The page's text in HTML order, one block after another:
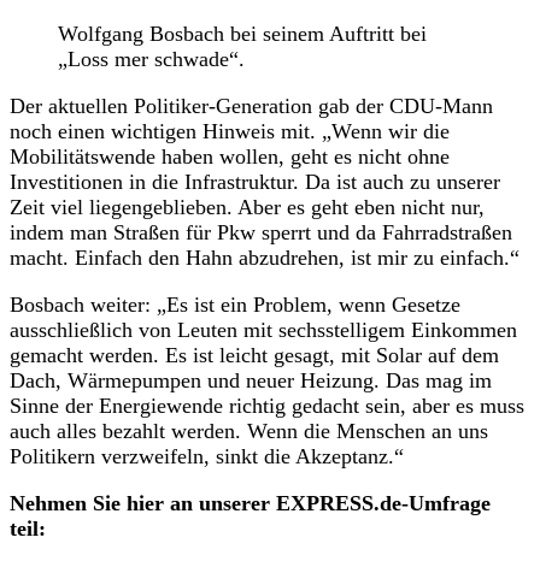
Wolfgang Bosbach bei seinem Auftritt bei
„Loss mer schwade“.
Der aktuellen Politiker-Generation gab der CDU-Mann
noch einen wichtigen Hinweis mit. „Wenn wir die
Mobilitätswende haben wollen, geht es nicht ohne
Investitionen in die Infrastruktur. Da ist auch zu unserer
Zeit viel liegengeblieben. Aber es geht eben nicht nur,
indem man Straßen für Pkw sperrt und da Fahrradstraßen
macht. Einfach den Hahn abzudrehen, ist mir zu einfach.“
Bosbach weiter: „Es ist ein Problem, wenn Gesetze
ausschließlich von Leuten mit sechsstelligem Einkommen
gemacht werden. Es ist leicht gesagt, mit Solar auf dem
Dach, Wärmepumpen und neuer Heizung. Das mag im
Sinne der Energiewende richtig gedacht sein, aber es muss
auch alles bezahlt werden. Wenn die Menschen an uns
Politikern verzweifeln, sinkt die Akzeptanz.“
Nehmen Sie hier an unserer EXPRESS.de-Umfrage
teil: